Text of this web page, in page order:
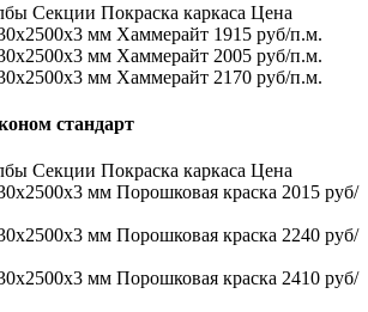
Секции Покраска каркаса Цена
мм Хаммерайт 1915 руб/п.м.
мм Хаммерайт 2005 руб/п.м.
мм Хаммерайт 2170 руб/п.м.
стандарт
Секции Покраска каркаса Цена
мм Порошковая краска 2015 руб/
мм Порошковая краска 2240 руб/
мм Порошковая краска 2410 руб/